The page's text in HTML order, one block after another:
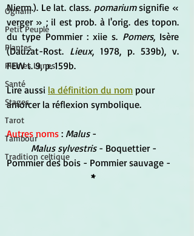
Ogham
Petit Peuple
Plantes
Pleines Lunes
Santé
Stages
Tarot
Tambour
Tradition celtique
Nierm.). Le lat. class. pomarium signifie «
verger » ; il est prob. à l'orig. des topon.
du type Pommier : xiie s. Pomers, Isère
(Dauzat-Rost. Lieux, 1978, p. 539b), v.
FEW t. 9, p. 159b.
Lire aussi la définition du nom pour
amorcer la réflexion symbolique.
Autres noms : Malus -
Malus sylvestris - Boquettier -
Pommier des bois - Pommier sauvage -
*